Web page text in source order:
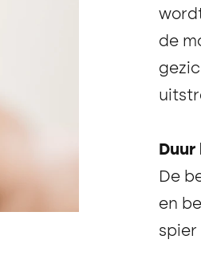
de
Duur
De
en
spier